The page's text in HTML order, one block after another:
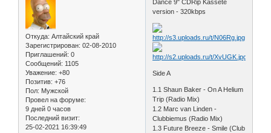
Откуда: Алтайский край
Зарегистрирован: 02-08-2010
Приглашений: 0
Сообщений: 1105
Уважение: +80
Позитив: +76
Пол: Мужской
Провел на форуме:
9 дней 0 часов
Последний визит:
25-02-2021 16:39:49
Dance 9" CDRip Kassete
version - 320kbps
Side A
1.1 Shaun Baker - On A Helium
Trip (Radio Mix)
1.2 Marc van Linden -
Clubbiemus (Radio Mix)
1.3 Future Breeze - Smile (Club